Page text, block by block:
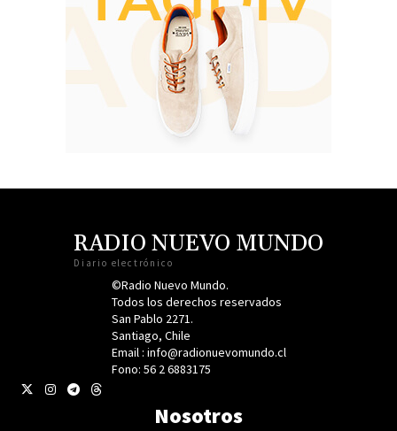
RADIO NUEVO MUNDO
Diario electrónico
©Radio Nuevo Mundo.
Todos los derechos reservados
San Pablo 2271.
Santiago, Chile
Email : info@radionuevomundo.cl
Fono: 56 2 6883175
Nosotros